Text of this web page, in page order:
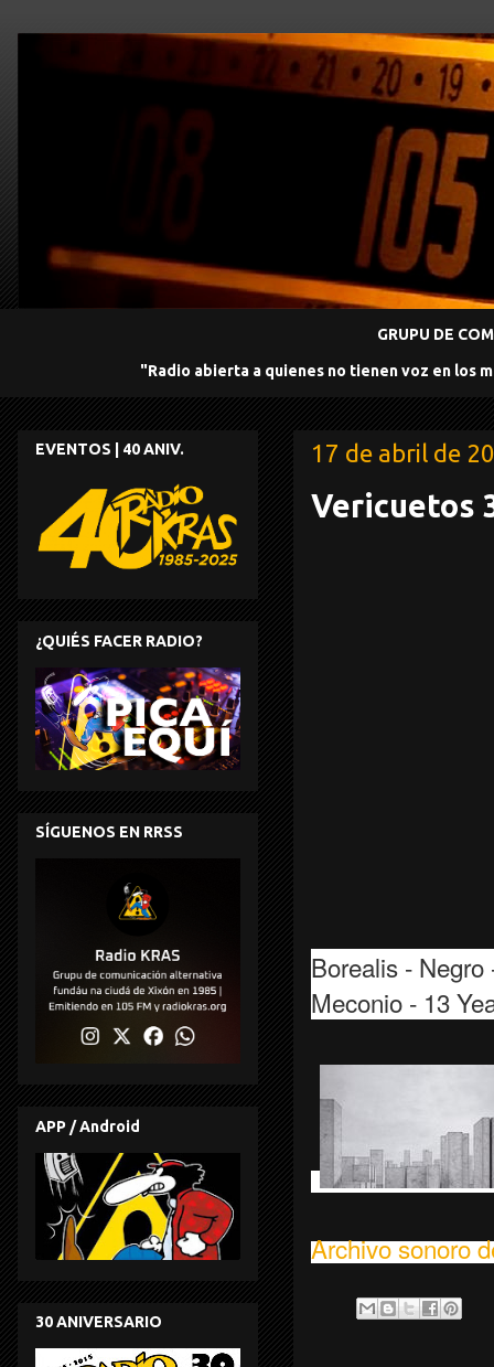
GRUPU DE
"Radio abierta a quienes no tienen voz en los
17 de abril de
Vericuetos
Borealis -
Meconio - 13
Archivo sonoro
EVENTOS | 40 ANIV.
¿QUIÉS FACER RADIO?
SÍGUENOS EN RRSS
APP / Android
30 ANIVERSARIO